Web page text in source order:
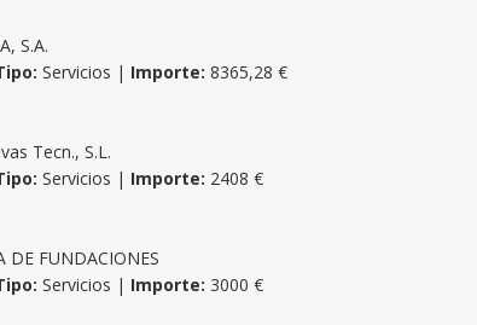
S.A.
Servicios | Importe: 8365,28 €
Tecn., S.L.
Servicios | Importe: 2408 €
DE FUNDACIONES
Servicios | Importe: 3000 €